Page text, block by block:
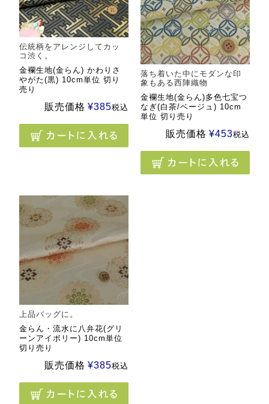
伝統柄をアレンジしてカッ
コ渋く。
金襴生地(金らん) かわりさ
やがた(黒) 10cm単位 切り
売り
販売価格 ¥385税込
落ち着いた中にモダンな印
象もある西陣織物
金襴生地(金らん)多色七宝つ
なぎ(白茶/ベージュ) 10cm
単位 切り売り
販売価格 ¥453税込
上品バッグに。
金らん・流水に八弁花(グリ
ーンアイボリー) 10cm単位
切り売り
販売価格 ¥385税込